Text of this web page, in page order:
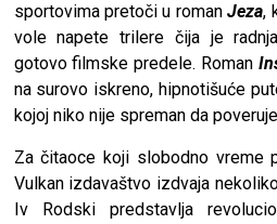
sportovima pretoči u romanJeza,
vole napete trilere čija je
gotovo filmske predele. Roman
na surovo iskreno, hipnotišuće
kojoj niko nije spreman da
Za čitaoce koji slobodno vreme
Vulkan izdavaštvoizdvaja
Iv Rodski predstavlja